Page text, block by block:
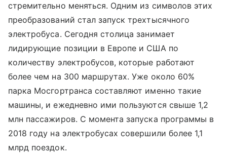
стремительно меняться. Одним из символов этих
преобразований стал запуск трехтысячного
электробуса. Сегодня столица занимает
лидирующие позиции в Европе и США по
количеству электробусов, которые работают
более чем на 300 маршрутах. Уже около 60%
парка Мосгортранса составляют именно такие
машины, и ежедневно ими пользуются свыше 1,2
млн пассажиров. С момента запуска программы в
2018 году на электробусах совершили более 1,1
млрд поездок.